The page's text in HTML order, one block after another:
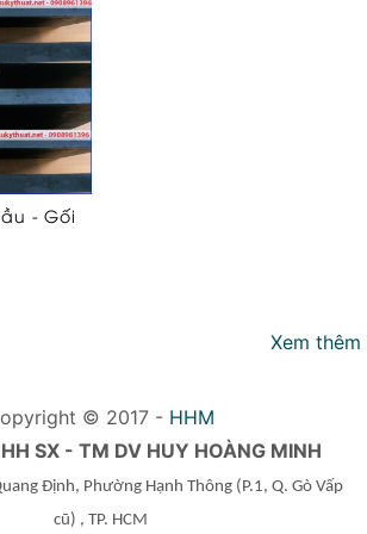
- Gối
Xem thêm
© 2017 - HHM
SX - TM DV HUY HOÀNG MINH
Định, Phường Hạnh Thông (P.1, Q. Gò Vấp
cũ) , TP. HCM